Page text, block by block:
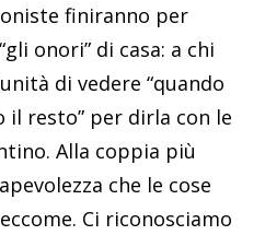
finiranno per
onori” di casa: a chi
di vedere “quando
resto” per dirla con le
Alla coppia più
che le cose
Ci riconosciamo